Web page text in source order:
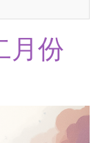
月份